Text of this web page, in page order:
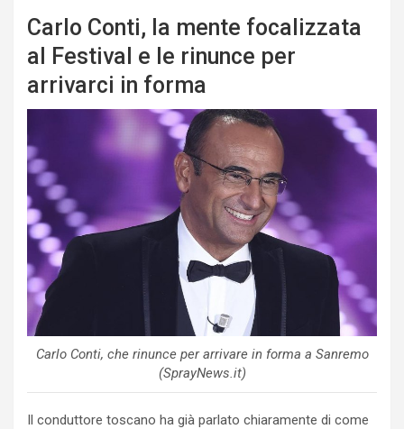
Carlo Conti, la mente focalizzata
al Festival e le rinunce per
arrivarci in forma
Carlo Conti, che rinunce per arrivare in forma a Sanremo
(SprayNews.it)
Il conduttore toscano ha già parlato chiaramente di come